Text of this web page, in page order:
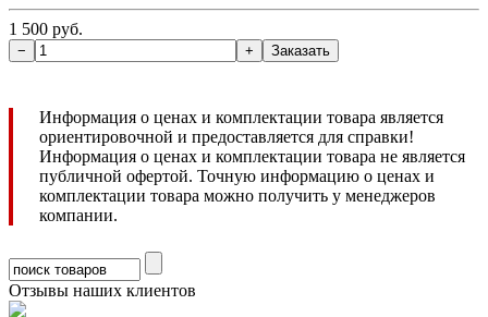
1 500 руб.
Информация о ценах и комплектации товара является
ориентировочной и предоставляется для справки!
Информация о ценах и комплектации товара не является
публичной офертой. Точную информацию о ценах и
комплектации товара можно получить у менеджеров
компании.
Отзывы наших клиентов